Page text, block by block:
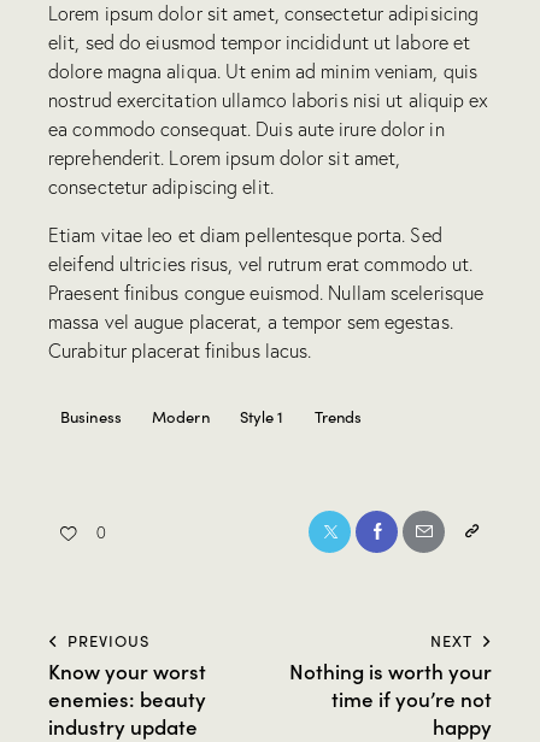
Lorem ipsum dolor sit amet, consectetur adipisicing
elit, sed do eiusmod tempor incididunt ut labore et
dolore magna aliqua. Ut enim ad minim veniam, quis
nostrud exercitation ullamco laboris nisi ut aliquip ex
ea commodo consequat. Duis aute irure dolor in
reprehenderit. Lorem ipsum dolor sit amet,
consectetur adipiscing elit.
Etiam vitae leo et diam pellentesque porta. Sed
eleifend ultricies risus, vel rutrum erat commodo ut.
Praesent finibus congue euismod. Nullam scelerisque
massa vel augue placerat, a tempor sem egestas.
Curabitur placerat finibus lacus.
Business Modern Style 1 Trends
0
PREVIOUS
Know your worst
enemies: beauty
industry update
NEXT
Nothing is worth your
time if you’re not
happy